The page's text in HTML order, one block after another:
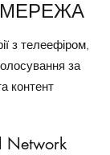
з телеефіром,
за
контент
Network